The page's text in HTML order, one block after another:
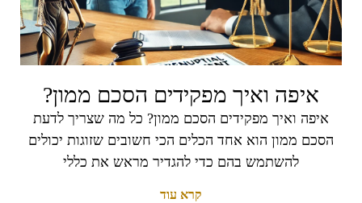
איפה ואיך מפקידים הסכם ממון?
איפה ואיך מפקידים הסכם ממון? כל מה שצריך לדעת
הסכם ממון הוא אחד הכלים הכי חשובים שזוגות יכולים
להשתמש בהם כדי להגדיר מראש את כללי
קרא עוד